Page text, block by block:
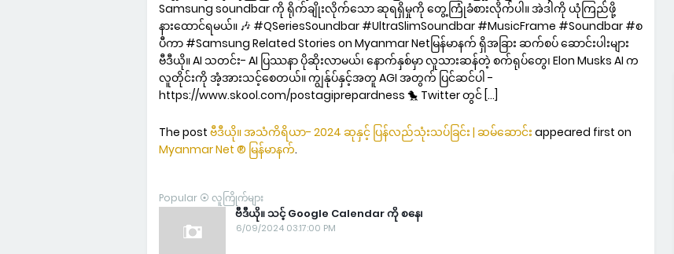
Samsung soundbar ကို ရိုက်ချိုးလိုက်သော ဆုရရှိမှုကို တွေ့ကြုံခံစားလိုက်ပါ။ အဲဒါကို ယုံကြည်ဖို့
နားထောင်ရမယ်။ 🎶 #QSeriesSoundbar #UltraSlimSoundbar #MusicFrame #Soundbar #စ
ပီကာ #Samsung Related Stories on Myanmar Netမြန်မာနက် ရှိအခြား ဆက်စပ် ဆောင်းပါးများ
ဗီဒီယို။ AI သတင်း- AI ပြဿနာ ပိုဆိုးလာမယ်၊ နောက်နှစ်မှာ လူသားဆန်တဲ့ စက်ရုပ်တွေ၊ Elon Musks AI က
လူတိုင်းကို အံ့အားသင့်စေတယ်။ ကျွန်ုပ်နှင့်အတူ AGI အတွက် ပြင်ဆင်ပါ -
https://www.skool.com/postagiprepardness 🐤 Twitter တွင် […]
The post ဗီဒီယို။ အသံကိရိယာ- 2024 ဆုနှင့် ပြန်လည်သုံးသပ်ခြင်း | ဆမ်ဆောင်း appeared first on
Myanmar Net ® မြန်မာနက်.
Popular ⦿ လူကြိုက်များ
ဗီဒီယို။ သင့် Google Calendar ကို စနေ၊
6/09/2024 03:17:00 PM